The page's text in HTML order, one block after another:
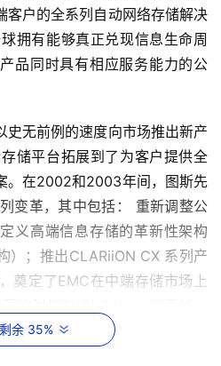
客户的全系列自动网络存储解决
拥有能够真正兑现信息生命周
品同时具有相应服务能力的公
无前例的速度向市场推出新产
储平台拓展到了为客户提供全
。在2002和2003年间，图斯先
变革，其中包括： 重新调整公
义高端信息存储的革新性架构
）；推出CLARiiON CX 系列产
奠定了EMC在中端存储市场上
存储) Centera方案，为固定内
余 35%